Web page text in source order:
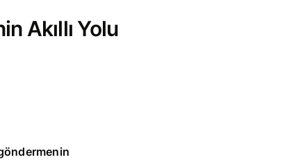
Akıllı Yolu